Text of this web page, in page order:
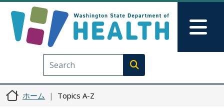
Execute search
ホーム Topics A-Z